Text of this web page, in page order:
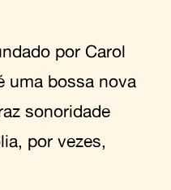
por Carol
uma bossa nova
sonoridade
por vezes,